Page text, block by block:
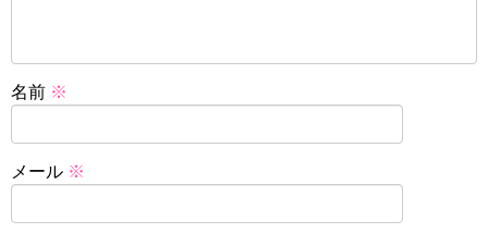
名前 ※
メール ※